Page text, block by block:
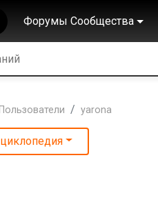
Форумы Сообщества
Пользователи yarona